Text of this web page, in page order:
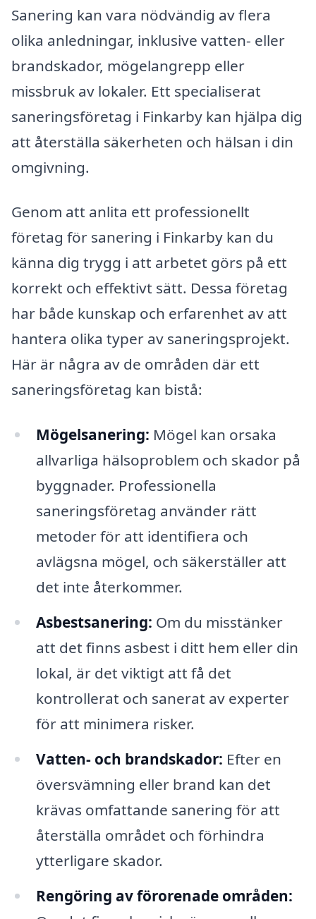
Sanering kan vara nödvändig av flera
olika anledningar, inklusive vatten- eller
brandskador, mögelangrepp eller
missbruk av lokaler. Ett specialiserat
saneringsföretag i Finkarby kan hjälpa dig
att återställa säkerheten och hälsan i din
omgivning.
Genom att anlita ett professionellt
företag för sanering i Finkarby kan du
känna dig trygg i att arbetet görs på ett
korrekt och effektivt sätt. Dessa företag
har både kunskap och erfarenhet av att
hantera olika typer av saneringsprojekt.
Här är några av de områden där ett
saneringsföretag kan bistå:
Mögelsanering: Mögel kan orsaka
allvarliga hälsoproblem och skador på
byggnader. Professionella
saneringsföretag använder rätt
metoder för att identifiera och
avlägsna mögel, och säkerställer att
det inte återkommer.
Asbestsanering: Om du misstänker
att det finns asbest i ditt hem eller din
lokal, är det viktigt att få det
kontrollerat och sanerat av experter
för att minimera risker.
Vatten- och brandskador: Efter en
översvämning eller brand kan det
krävas omfattande sanering för att
återställa området och förhindra
ytterligare skador.
Rengöring av förorenade områden: